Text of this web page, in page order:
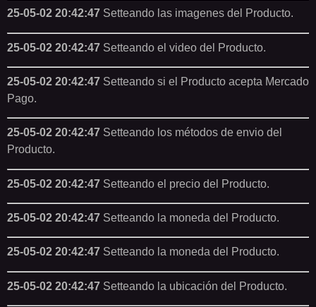
25-05-02 20:42:47 Setteando las imagenes del Producto.
25-05-02 20:42:47 Setteando el video del Producto.
25-05-02 20:42:47 Setteando si el Producto acepta Mercado
Pago.
25-05-02 20:42:47 Setteando los métodos de envio del
Producto.
25-05-02 20:42:47 Setteando el precio del Producto.
25-05-02 20:42:47 Setteando la moneda del Producto.
25-05-02 20:42:47 Setteando la moneda del Producto.
25-05-02 20:42:47 Setteando la ubicación del Producto.